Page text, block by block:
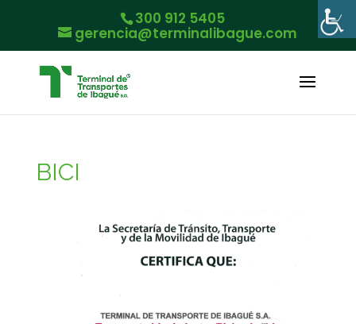
300 912 5405
gerencia@terminalibague.com
BICI